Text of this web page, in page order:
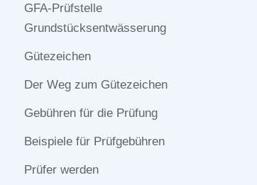
Navigation
überspringen
GFA-Prüfstelle
Grundstücksentwässerung
Gütezeichen
Der Weg zum Gütezeichen
Gebühren für die Prüfung
Beispiele für Prüfgebühren
Prüfer werden